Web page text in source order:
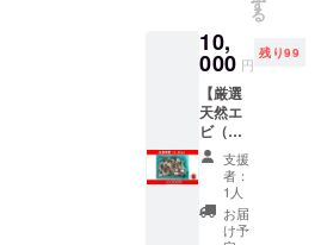
ミャン
マー産
・賞味
期限：
加工後
から冷
凍で730
日 **注
意事項
**: 海老
のサイ
量
1Kg>)]
製造
者：毎
味水産
株式会
社 加
工地：
愛知県
西尾市
賞味
期限：
粒むき
えび[1
袋
(1.15Kg
<正味重
量
1Kg>)]
製造
者：毎
味水産
株式会
意事
項：支
援時、
必ず備
考欄に
掲載を
希望さ
れるお
名前を
ご記入
くださ
約（予
約時に
海老協
会の
キャン
プファ
イヤー
で購
入」と
お伝え
フから
のメッ
セージ
～ 「え
び丸ご
と夢の
料理コ
ンテス
ト」の
趣旨に
共感
日本海
老選手
権で専
門審査
員に選
ばれ
た、最
高の有
頭エビ
を使用
した特
る
10,
000 円
残り99
【厳選
天然エ
ビ（無
頭エビ
1.8kg）
ピー
ター続
支援
者：
1人
お届
け予